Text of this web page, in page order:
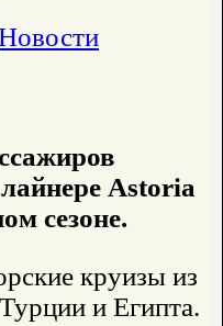
Astoria
сезоне.
круизы из
и Египта.